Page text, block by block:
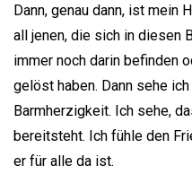
Dann, genau dann, ist mein
all jenen, die sich in diesen
immer noch darin befinden
gelöst haben. Dann sehe
Barmherzigkeit. Ich sehe,
bereitsteht. Ich fühle den
er für alle da ist.